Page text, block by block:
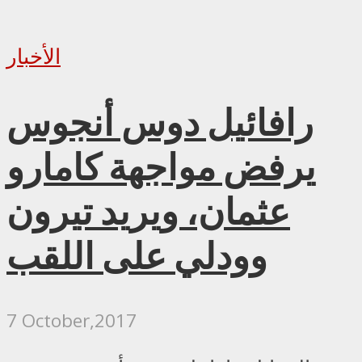
الأخبار
رافائيل دوس أنجوس
يرفض مواجهة كامارو
عثمان، ويريد تيرون
وودلي على اللقب
7 October,2017